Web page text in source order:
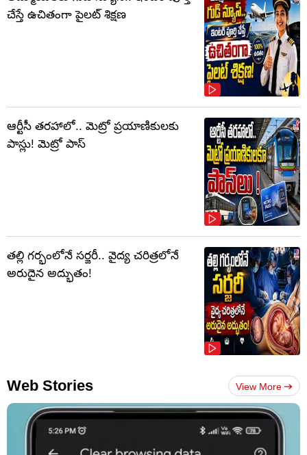
చేస్తే ఉచితంగా పైలట్ శిక్షణ
ఆర్టీసీ తరహాలో.. మెట్రో ప్రయాణికులకు
పాస్లు! మెట్రో పాస్
తల్లి గర్భంలోనే సర్జరీ.. వైద్య చరిత్రలోనే
అరుదైన అద్భుతం!
Web Stories View More